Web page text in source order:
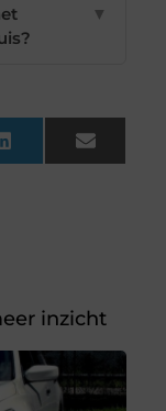
▼
LinkedIn Email
inzicht